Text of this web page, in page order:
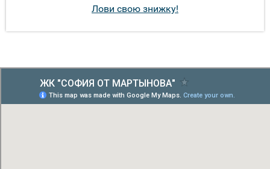
Лови свою знижку!